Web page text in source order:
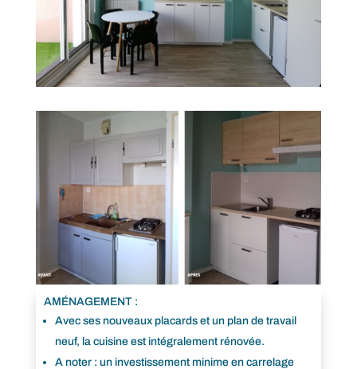
AMÉNAGEMENT :
Avec ses nouveaux placards et un plan de travail
neuf, la cuisine est intégralement rénovée.
A noter : un investissement minime en carrelage